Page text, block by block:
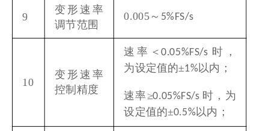
9
变形速率
调节范围
0.005～ 5%FS/s
10
变形速率
控制精度
速率＜0.05%FS/s 时，
为设定值的±1%以内；
速率≥0.05%FS/s 时，为
设定值的±0.5%以内；